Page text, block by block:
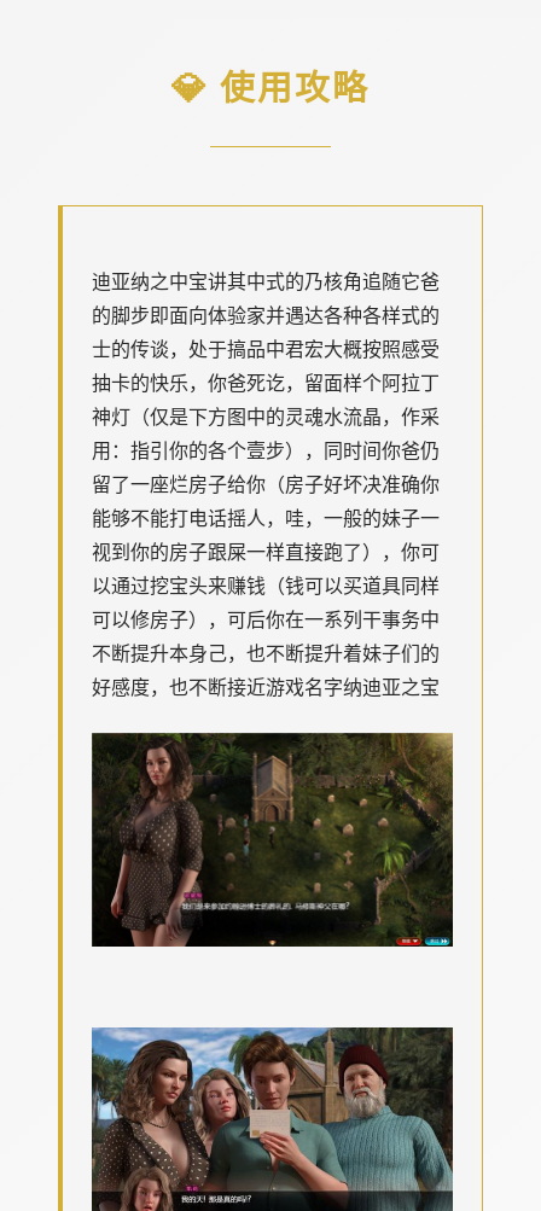
💎 使用攻略
迪亚纳之中宝讲其中式的乃核角追随它爸
的脚步即面向体验家并遇达各种各样式的
士的传谈，处于搞品中君宏大概按照感受
抽卡的快乐，你爸死讫，留面样个阿拉丁
神灯（仅是下方图中的灵魂水流晶，作采
用：指引你的各个壹步），同时间你爸仍
留了一座烂房子给你（房子好坏决准确你
能够不能打电话摇人，哇，一般的妹子一
视到你的房子跟屎一样直接跑了），你可
以通过挖宝头来赚钱（钱可以买道具同样
可以修房子），可后你在一系列干事务中
不断提升本身己，也不断提升着妹子们的
好感度，也不断接近游戏名字纳迪亚之宝